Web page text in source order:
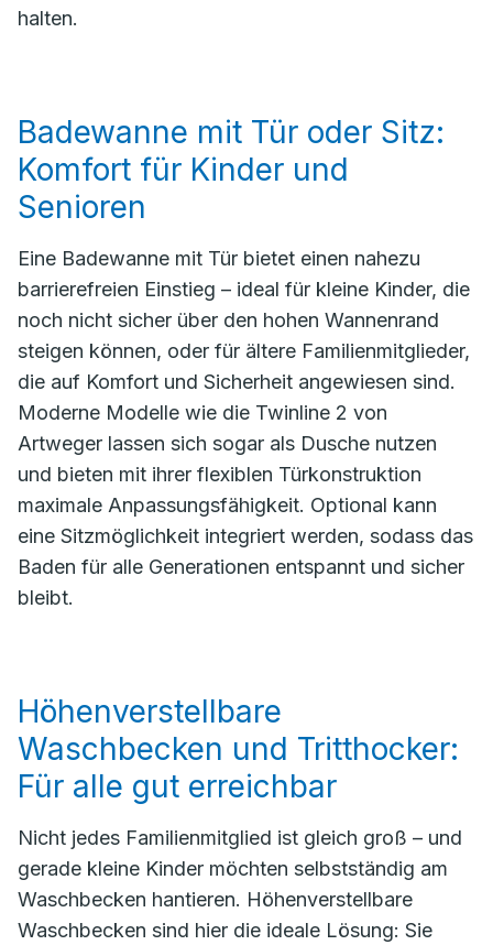
halten.
Badewanne mit Tür oder Sitz:
Komfort für Kinder und
Senioren
Eine Badewanne mit Tür bietet einen nahezu
barrierefreien Einstieg – ideal für kleine Kinder, die
noch nicht sicher über den hohen Wannenrand
steigen können, oder für ältere Familienmitglieder,
die auf Komfort und Sicherheit angewiesen sind.
Moderne Modelle wie die Twinline 2 von
Artweger lassen sich sogar als Dusche nutzen
und bieten mit ihrer flexiblen Türkonstruktion
maximale Anpassungsfähigkeit. Optional kann
eine Sitzmöglichkeit integriert werden, sodass das
Baden für alle Generationen entspannt und sicher
bleibt.
Höhenverstellbare
Waschbecken und Tritthocker:
Für alle gut erreichbar
Nicht jedes Familienmitglied ist gleich groß – und
gerade kleine Kinder möchten selbstständig am
Waschbecken hantieren. Höhenverstellbare
Waschbecken sind hier die ideale Lösung: Sie